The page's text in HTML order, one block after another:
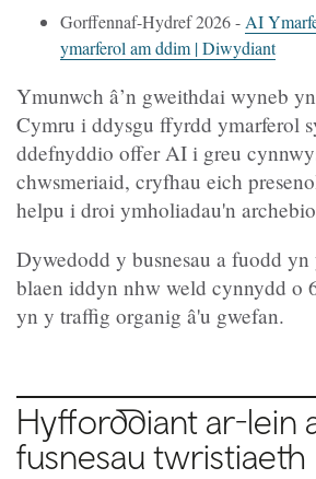
Gorffennaf-Hydref 2026 - AI
ymarferol am ddim | Diwydiant
Ymunwch â’n gweithdai wyneb
Cymru i ddysgu ffyrdd ymarferol
ddefnyddio offer AI i greu
chwsmeriaid, cryfhau eich
helpu i droi ymholiadau'n
Dywedodd y busnesau a fuodd
blaen iddyn nhw weld cynnydd o
yn y traffig organig â'u gwefan.
Hyfforddiant ar-lein
fusnesau twristiaeth